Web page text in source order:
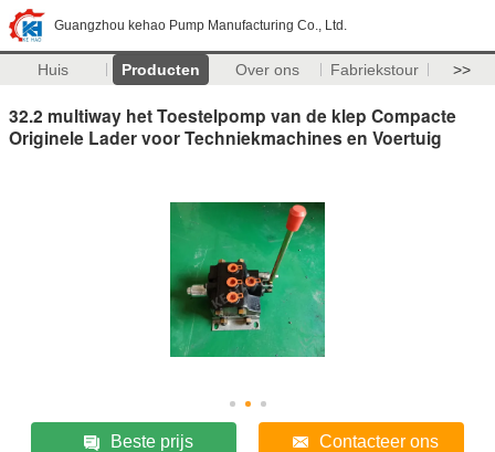
Guangzhou kehao Pump Manufacturing Co., Ltd.
Huis Producten Over ons Fabriekstour >>
32.2 multiway het Toestelpomp van de klep Compacte
Originele Lader voor Techniekmachines en Voertuig
Beste prijs Contacteer ons